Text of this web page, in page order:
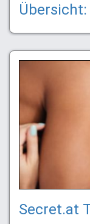
Übersicht:
Secret.at